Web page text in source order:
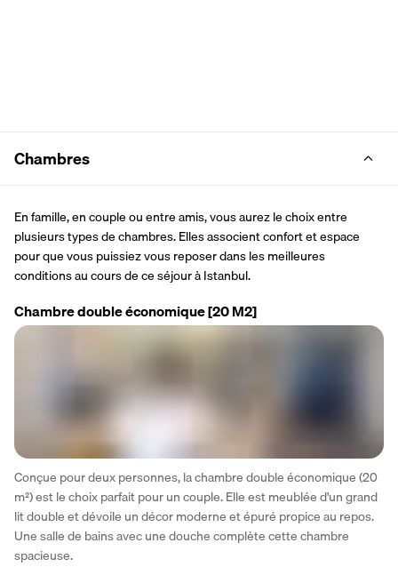
Chambres
En famille, en couple ou entre amis, vous aurez le choix entre
plusieurs types de chambres. Elles associent confort et espace
pour que vous puissiez vous reposer dans les meilleures
conditions au cours de ce séjour à Istanbul.
Chambre double économique[20 M2]
Conçue pour deux personnes, la chambre double économique (20
m²) est le choix parfait pour un couple. Elle est meublée d'un grand
lit double et dévoile un décor moderne et épuré propice au repos.
Une salle de bains avec une douche complète cette chambre
spacieuse.